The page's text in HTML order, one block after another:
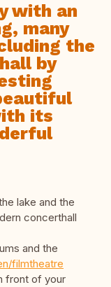
with an
many
the
by
its
lake and the
concerthall
and the
filmtheatre
front of your